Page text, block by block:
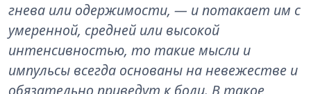
гнева или одержимости, — и потакает им с
умеренной, средней или высокой
интенсивностью, то такие мысли и
импульсы всегда основаны на невежестве и
обязательно приведут к боли. В такое